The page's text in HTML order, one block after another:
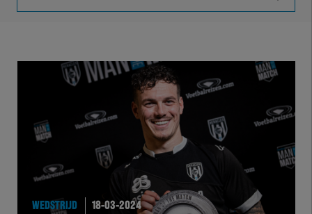
HEREXC
WEDSTRIJD 18-03-2024